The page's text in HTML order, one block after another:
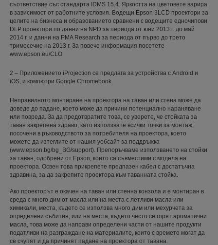
съответствие със стандарта IDMS 15.4. Яркостта на цветовете варира
в зависимост от работните условия. Водещи Epson 3LCD проектори за
целите на бизнеса и образованието сравнени с водещите едночипови
DLP проектори по данни на NPD за периода от юни 2013 г. до май
2014 г. и данни на PMA Research за периода от първо до трето
тримесечие на 2013 г. За повече информация посетете
www.epson.eu/CLO
2 – Приложението iProjection се предлага за устройства с Android и
iOS, и компютри Google Chromebook.
Неправилното монтиране на проектора на таван или стена може да
доведе до падане, което може да причини потенциално нараняване
или повреда. За да предотвратите това, се уверете, че стойката за
таван закрепена здраво, като използвате всички точки за монтаж,
посочени в ръководството за потребителя на проектора, което
можете да изтеглите от нашия уебсайт за поддръжка
(www.epson.bg/bg_BG/support). Препоръчваме използването на стойки
за таван, одобрени от Epson, които са съвместими с модела на
проектора. Освен това прикрепете предпазен кабел с достатъчна
здравина, за да закрепите проектора към таванната стойка.
Ако проекторът е окачен на таван или стенна конзола и е монтиран в
среда с много дим от масла или на места с летливи масла или
химикали, места, където се използва много дим или мехурчета за
определени събития, или на места, където често се горят ароматични
масла, това може да направи определени части от нашите продукти
податливи на разграждане на материалите, които с времето могат да
се счупят и да причинят падане на проектора от тавана.